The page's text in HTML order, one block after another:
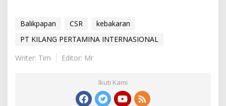
Balikpapan CSR
kebakaran
PT KILANG PERTAMINA INTERNASIONAL
Writer: Tim
Editor: Mr
Ikuti Kami